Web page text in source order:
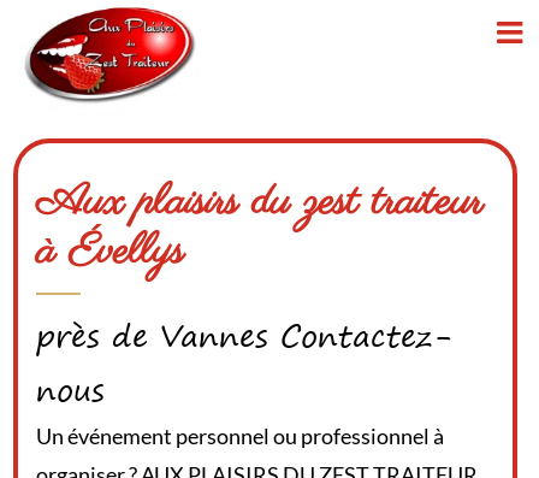
Passer
contenu
Aux plaisirs du zest traiteur
à Évellys
près de Vannes Contactez-
nous
Un événement personnel ou professionnel à